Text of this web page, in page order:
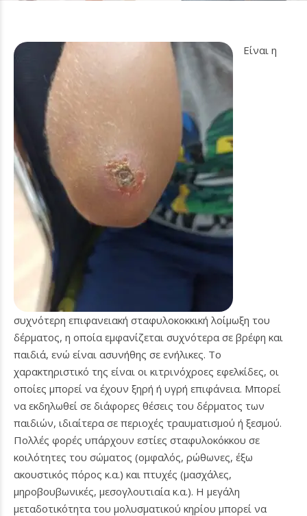
Είναι η
συχνότερη επιφανειακή σταφυλοκοκκική λοίμωξη του
δέρματος, η οποία εμφανίζεται συχνότερα σε βρέφη και
παιδιά, ενώ είναι ασυνήθης σε ενήλικες. Το
χαρακτηριστικό της είναι οι κιτρινόχροες εφελκίδες, οι
οποίες μπορεί να έχουν ξηρή ή υγρή επιφάνεια. Μπορεί
να εκδηλωθεί σε διάφορες θέσεις του δέρματος των
παιδιών, ιδιαίτερα σε περιοχές τραυματισμού ή ξεσμού.
Πολλές φορές υπάρχουν εστίες σταφυλοκόκκου σε
κοιλότητες του σώματος (ομφαλός, ρώθωνες, έξω
ακουστικός πόρος κ.α.) και πτυχές (μασχάλες,
μηροβουβωνικές, μεσογλουτιαία κ.α.). Η μεγάλη
μεταδοτικότητα του μολυσματικού κηρίου μπορεί να